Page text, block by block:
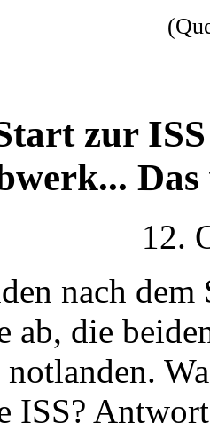
zur
12.
nach
ab, die
notlanden.
ISS?